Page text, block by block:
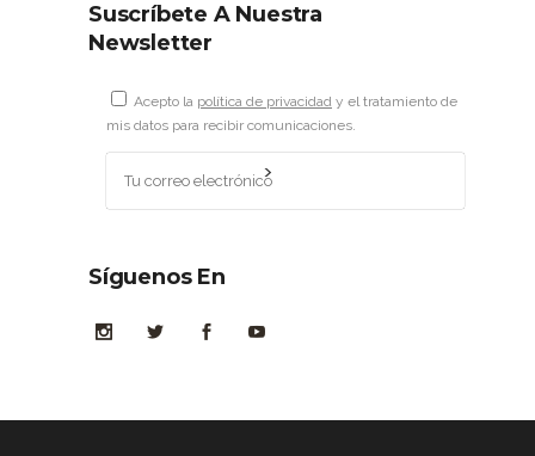
Suscríbete A Nuestra
Newsletter
Acepto la política de privacidad y el tratamiento de
mis datos para recibir comunicaciones.
Síguenos En